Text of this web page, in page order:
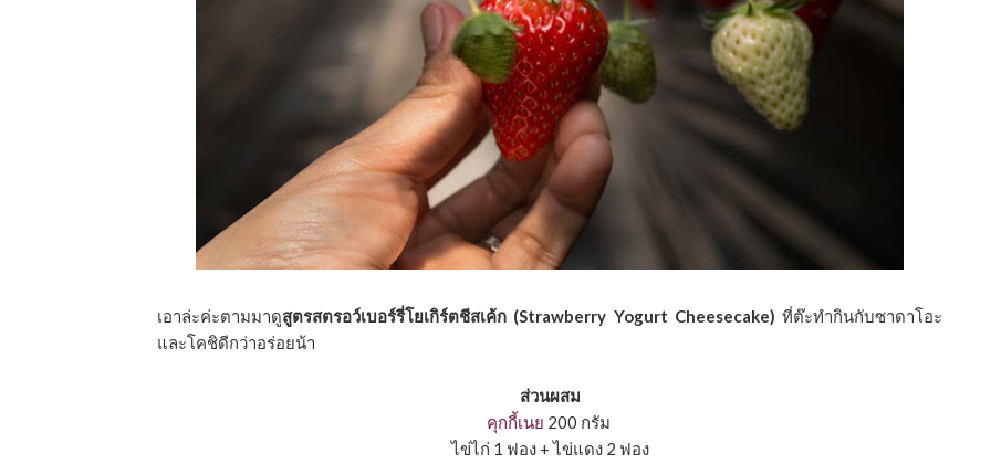
เอาล่ะค่ะตามมาดูสูตรสตรอว์เบอร์รี่โยเกิร์ตชีสเค้ก (Strawberry Yogurt Cheesecake) ที่ต๊ะทำกินกับซาดาโอะ
และโคชิดีกว่าอร่อยน้า
ส่วนผสม
คุกกี้เนย 200 กรัม
ไข่ไก่ 1 ฟอง + ไข่แดง 2 ฟอง